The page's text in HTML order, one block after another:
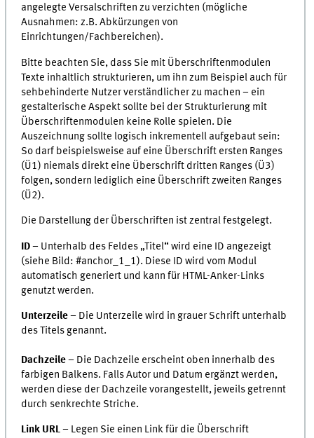
angelegte Versalschriften zu verzichten (mögliche
Ausnahmen: z.B. Abkürzungen von
Einrichtungen/Fachbereichen).
Bitte beachten Sie, dass Sie mit Überschriftenmodulen
Texte inhaltlich strukturieren, um ihn zum Beispiel auch für
sehbehinderte Nutzer verständlicher zu machen – ein
gestalterische Aspekt sollte bei der Strukturierung mit
Überschriftenmodulen keine Rolle spielen. Die
Auszeichnung sollte logisch inkrementell aufgebaut sein:
So darf beispielsweise auf eine Überschrift ersten Ranges
(Ü1) niemals direkt eine Überschrift dritten Ranges (Ü3)
folgen, sondern lediglich eine Überschrift zweiten Ranges
(Ü2).
Die Darstellung der Überschriften ist zentral festgelegt.
ID– Unterhalb des Feldes „Titel“ wird eine ID angezeigt
(siehe Bild: #anchor_1_1). Diese ID wird vom Modul
automatisch generiert und kann für HTML-Anker-Links
genutzt werden.
Unterzeile– Die Unterzeile wird in grauer Schrift unterhalb
des Titels genannt.
Dachzeile– Die Dachzeile erscheint oben innerhalb des
farbigen Balkens. Falls Autor und Datum ergänzt werden,
werden diese der Dachzeile vorangestellt, jeweils getrennt
durch senkrechte Striche.
Link URL– Legen Sie einen Link für die Überschrift